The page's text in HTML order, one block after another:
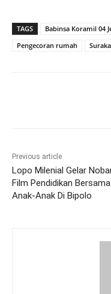
TAGS
Babinsa Koramil 04
Pengecoran rumah
Previous article
Lopo Milenial Gelar
Film Pendidikan Bersama
Anak-Anak Di Bipolo